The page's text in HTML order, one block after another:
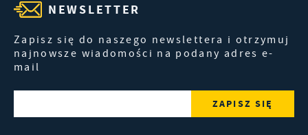
NEWSLETTER
Zapisz się do naszego newslettera i otrzymuj
najnowsze wiadomości na podany adres e-
mail